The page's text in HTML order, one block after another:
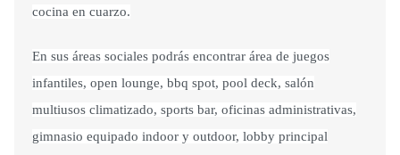
cocina en cuarzo.
En sus áreas sociales podrás encontrar área de juegos
infantiles, open lounge, bbq spot, pool deck, salón
multiusos climatizado, sports bar, oficinas administrativas,
gimnasio equipado indoor y outdoor, lobby principal